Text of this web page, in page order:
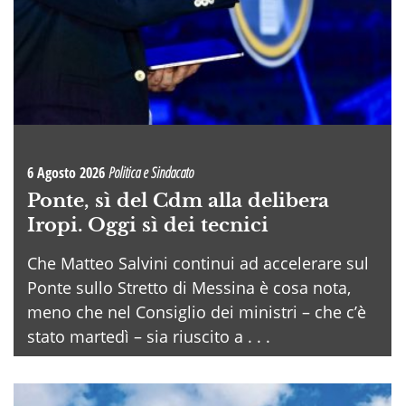
6 Agosto 2026Politica e Sindacato
Ponte, sì del Cdm alla delibera
Iropi. Oggi sì dei tecnici
Che Matteo Salvini continui ad accelerare sul
Ponte sullo Stretto di Messina è cosa nota,
meno che nel Consiglio dei ministri – che c’è
stato martedì – sia riuscito a . . .